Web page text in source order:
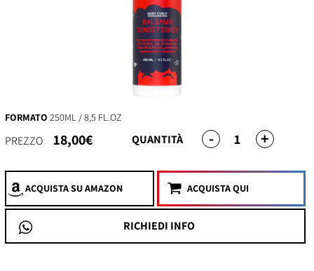
FORMATO 250ML / 8,5 FL.OZ
QUANTITÀ - 1 +
PREZZO 18,00€
ACQUISTASU AMAZON ACQUISTA QUI
RICHIEDI INFO